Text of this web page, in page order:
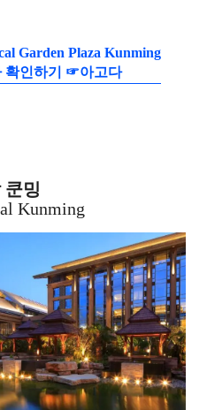
Garden Plaza Kunming
확인하기 ☞아고다
쿤밍
Kunming